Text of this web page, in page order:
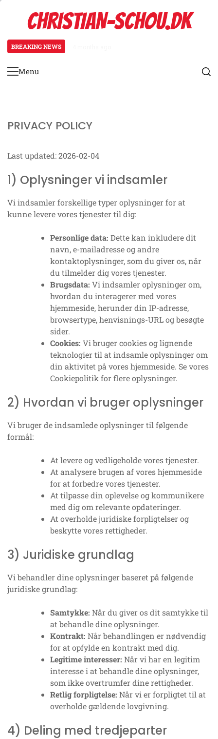
contentCHRISTIAN-SCHOU.DK
BREAKING NEWS
Primary
Menu
PRIVACY POLICY
Last updated: 2026-02-04
1) Oplysninger vi indsamler
Vi indsamler forskellige typer oplysninger for at
kunne levere vores tjenester til dig:
Personlige data: Dette kan inkludere dit
navn, e-mailadresse og andre
kontaktoplysninger, som du giver os, når
du tilmelder dig vores tjenester.
Brugsdata: Vi indsamler oplysninger om,
hvordan du interagerer med vores
hjemmeside, herunder din IP-adresse,
browsertype, henvisnings-URL og besøgte
sider.
Cookies: Vi bruger cookies og lignende
teknologier til at indsamle oplysninger om
din aktivitet på vores hjemmeside. Se vores
Cookiepolitik for flere oplysninger.
2) Hvordan vi bruger oplysninger
Vi bruger de indsamlede oplysninger til følgende
formål:
At levere og vedligeholde vores tjenester.
At analysere brugen af vores hjemmeside
for at forbedre vores tjenester.
At tilpasse din oplevelse og kommunikere
med dig om relevante opdateringer.
At overholde juridiske forpligtelser og
beskytte vores rettigheder.
3) Juridiske grundlag
Vi behandler dine oplysninger baseret på følgende
juridiske grundlag:
Samtykke: Når du giver os dit samtykke til
at behandle dine oplysninger.
Kontrakt: Når behandlingen er nødvendig
for at opfylde en kontrakt med dig.
Legitime interesser: Når vi har en legitim
interesse i at behandle dine oplysninger,
som ikke overtrumfer dine rettigheder.
Retlig forpligtelse: Når vi er forpligtet til at
overholde gældende lovgivning.
4) Deling med tredjeparter